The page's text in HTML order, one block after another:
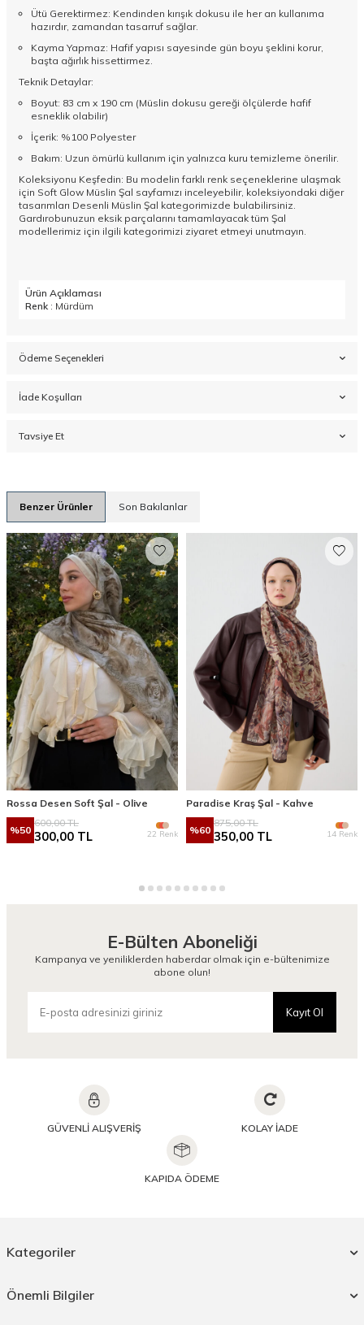
Ütü Gerektirmez: Kendinden kırışık dokusu ile her an kullanıma
hazırdır, zamandan tasarruf sağlar.
Kayma Yapmaz: Hafif yapısı sayesinde gün boyu şeklini korur,
başta ağırlık hissettirmez.
Teknik Detaylar:
Boyut: 83 cm x 190 cm (Müslin dokusu gereği ölçülerde hafif
esneklik olabilir)
İçerik: %100 Polyester
Bakım: Uzun ömürlü kullanım için yalnızca kuru temizleme önerilir.
Koleksiyonu Keşfedin: Bu modelin farklı renk seçeneklerine ulaşmak
için Soft Glow Müslin Şal sayfamızı inceleyebilir, koleksiyondaki diğer
tasarımları Desenli Müslin Şal kategorimizde bulabilirsiniz.
Gardırobunuzun eksik parçalarını tamamlayacak tüm Şal
modellerimiz için ilgili kategorimizi ziyaret etmeyi unutmayın.
Ürün Açıklaması
Renk : Mürdüm
Ödeme Seçenekleri
İade Koşulları
Tavsiye Et
Benzer Ürünler Son Bakılanlar
Rossa Desen Soft Şal - Olive
%50
600,00TL
300,00 TL 22 Renk
Paradise Kraş Şal - Kahve
%60
875,00TL
350,00 TL 14 Renk
E-Bülten Aboneliği
Kampanya ve yeniliklerden haberdar olmak için e-bültenimize
abone olun!
Kayıt Ol
GÜVENLİ ALIŞVERİŞ KOLAY İADE
KAPIDA ÖDEME
Kategoriler
Önemli Bilgiler